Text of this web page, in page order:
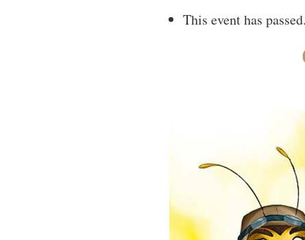
This event has passed.